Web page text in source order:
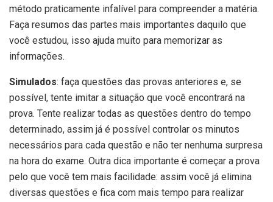
método praticamente infalível para compreender a matéria.
Faça resumos das partes mais importantes daquilo que
você estudou, isso ajuda muito para memorizar as
informações.
Simulados: faça questões das provas anteriores e, se
possível, tente imitar a situação que você encontrará na
prova. Tente realizar todas as questões dentro do tempo
determinado, assim já é possível controlar os minutos
necessários para cada questão e não ter nenhuma surpresa
na hora do exame. Outra dica importante é começar a prova
pelo que você tem mais facilidade: assim você já elimina
diversas questões e fica com mais tempo para realizar